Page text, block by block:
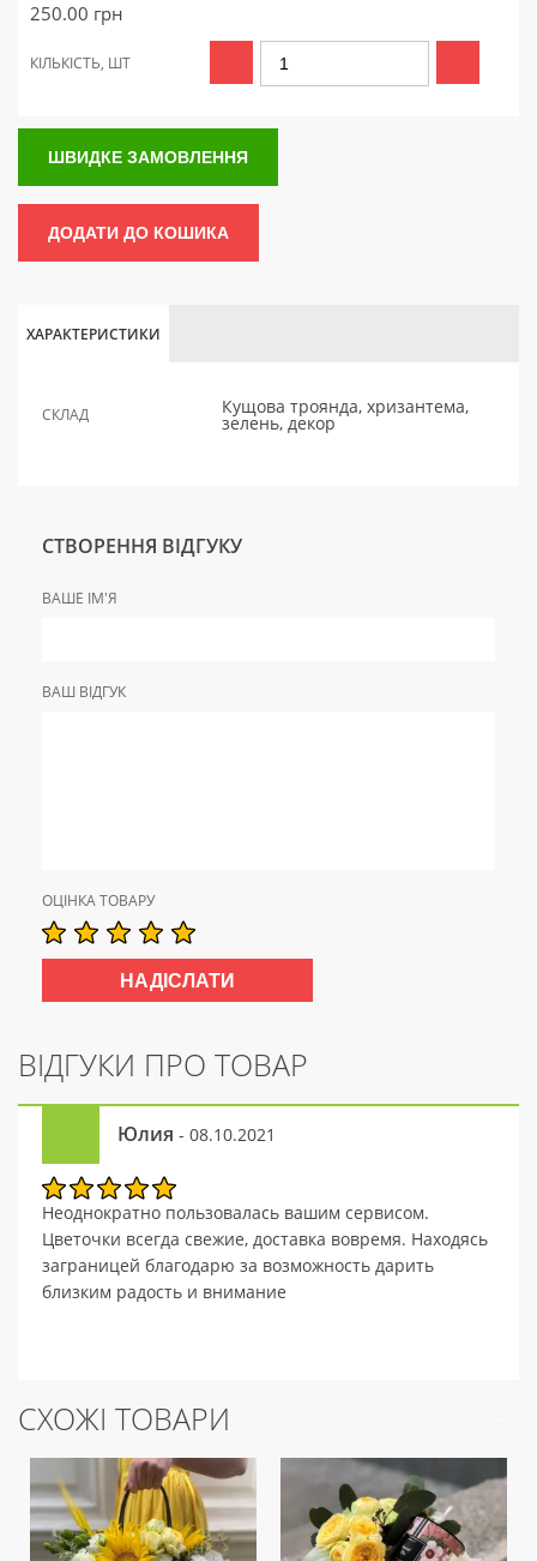
250.00 грн
КІЛЬКІСТЬ, ШТ
ШВИДКЕ ЗАМОВЛЕННЯ
ДОДАТИ ДО КОШИКА
ХАРАКТЕРИСТИКИ
СКЛАД Кущова троянда, хризантема,
зелень, декор
СТВОРЕННЯ ВІДГУКУ
ВАШЕ ІМ'Я
ВАШ ВІДГУК
ОЦІНКА ТОВАРУ
ВІДГУКИ ПРО ТОВАР
Юлия - 08.10.2021
Неоднократно пользовалась вашим сервисом.
Цветочки всегда свежие, доставка вовремя. Находясь
заграницей благодарю за возможность дарить
близким радость и внимание
СХОЖІ ТОВАРИ